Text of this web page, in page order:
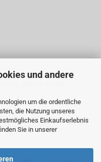
und andere
um die ordentliche
die Nutzung unseres
Einkaufserlebnis
Sie in unserer
unter